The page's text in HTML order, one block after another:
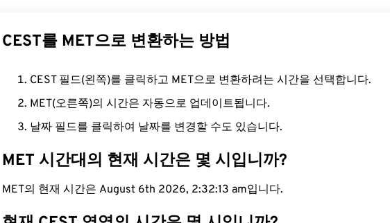
CEST를 MET으로 변환하는 방법
CEST 필드(왼쪽)를 클릭하고 MET으로 변환하려는 시간을 선택합니다.
MET(오른쪽)의 시간은 자동으로 업데이트됩니다.
날짜 필드를 클릭하여 날짜를 변경할 수도 있습니다.
MET 시간대의 현재 시간은 몇 시입니까?
MET의 현재 시간은 August 6th 2026, 2:32:14 am입니다.